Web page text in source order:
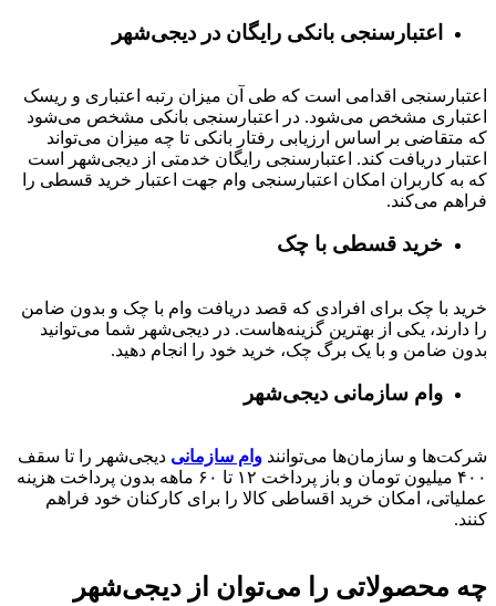
اعتبارسنجی بانکی رایگان در دیجی‌شهر
اعتبارسنجی اقدامی است که طی آن میزان رتبه اعتباری و ریسک
اعتباری مشخص می‌شود. در اعتبارسنجی بانکی مشخص می‌شود
که متقاضی بر اساس ارزیابی رفتار بانکی تا چه میزان می‌تواند
اعتبار دریافت کند. اعتبارسنجی رایگان خدمتی از دیجی‌شهر است
که به کاربران امکان اعتبارسنجی وام جهت اعتبار خرید قسطی را
فراهم می‌کند.
خرید قسطی با چک
خرید با چک برای افرادی که قصد دریافت وام با چک و بدون ضامن
را دارند، یکی از بهترین گزینه‌هاست. در دیجی‌شهر شما می‌توانید
بدون ضامن و با یک برگ چک، خرید خود را انجام دهید.
وام سازمانی دیجی‌شهر
شرکت‌ها و سازمان‌ها می‌توانند وام سازمانی دیجی‌شهر را تا سقف
۴۰۰ میلیون تومان و باز پرداخت ۱۲ تا ۶۰
ماهه بدون پرداخت هزینه
عملیاتی، امکان خرید اقساطی کالا را برای کارکنان خود فراهم
کنند.
چه محصولاتی را می‌توان از دیجی‌شهر